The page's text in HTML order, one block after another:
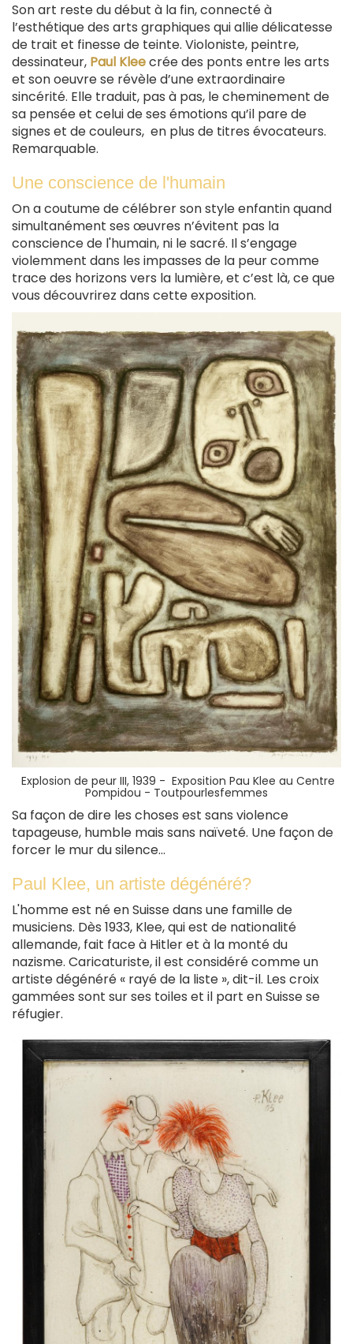
Son art reste du début à la fin, connecté à
l’esthétique des arts graphiques qui allie délicatesse
de trait et finesse de teinte. Violoniste, peintre,
dessinateur, Paul Kleecrée des ponts entre les arts
et son oeuvre se révèle d’une extraordinaire
sincérité. Elle traduit, pas à pas, le cheminement de
sa pensée et celui de ses émotions qu’il pare de
signes et de couleurs, en plus de titres évocateurs.
Remarquable.
Une conscience de l'humain
On a coutume de célébrer son style enfantin quand
simultanément ses œuvres n’évitent pas la
conscience de l'humain, ni le sacré. Il s’engage
violemment dans les impasses de la peur comme
trace des horizons vers la lumière, et c’est là, ce que
vous découvrirez dans cette exposition.
Explosion de peur III, 1939 - Exposition Pau Klee au Centre
Pompidou - Toutpourlesfemmes
Sa façon de dire les choses est sans violence
tapageuse, humble mais sans naïveté. Une façon de
forcer le mur du silence...
Paul Klee, un artiste dégénéré?
L'homme est né en Suisse dans une famille de
musiciens. Dès 1933, Klee, qui est de nationalité
allemande, fait face à Hitler et à la monté du
nazisme. Caricaturiste, il est considéré comme un
artiste dégénéré « rayé de la liste », dit-il. Les croix
gammées sont sur ses toiles et il part en Suisse se
réfugier.